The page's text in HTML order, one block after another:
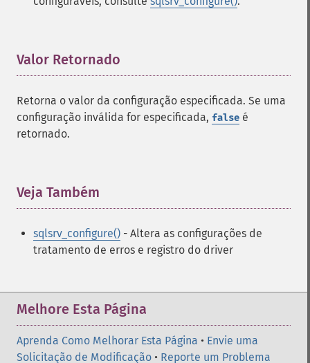
Valor Retornado
Retorna o valor da configuração especificada. Se uma
configuração inválida for especificada, false é
retornado.
Veja Também
sqlsrv_configure() - Altera as configurações de
tratamento de erros e registro do driver
Melhore Esta Página
Aprenda Como Melhorar Esta Página • Envie uma
Solicitação de Modificação • Reporte um Problema